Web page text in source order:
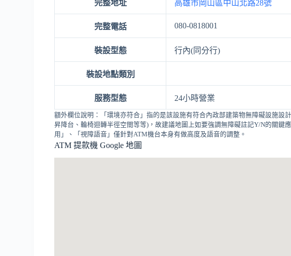
完整地址 高雄市岡山區中山北路28號
完整電話 080-0818001
裝設型態 行內(同分行)
裝設地點類別
服務型態 24小時營業
額外欄位說明：「環境亦符合」指的是該設施有符合內政部建築物無障礙設施設
昇降台、輪椅迴轉半徑空間等等)，故建議地圖上如要強調無障礙註記Y/N的關鍵
用」、「視障語音」僅針對ATM機台本身有做高度及語音的調整。
ATM 提款機 Google 地圖